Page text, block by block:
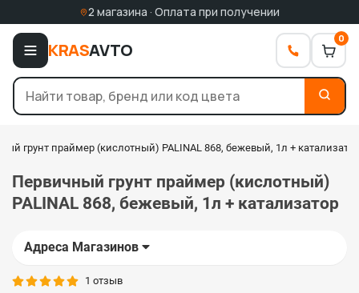
2 магазина · Оплата при получении
KRASAVTO
0
грунт праймер (кислотный) PALINAL 868, бежевый, 1л + катализатор
Первичный грунт праймер (кислотный)
PALINAL 868, бежевый, 1л + катализатор
Адреса Магазинов
1 отзыв